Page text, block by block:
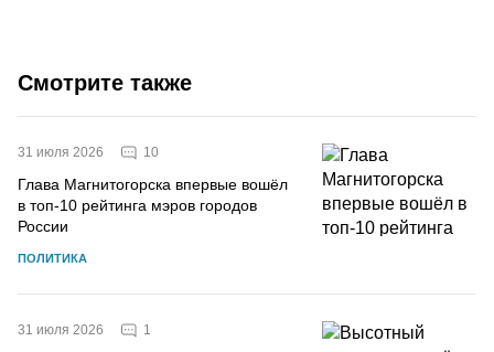
Смотрите также
31 июля 2026 10
Глава Магнитогорска впервые вошёл
в топ-10 рейтинга мэров городов
России
ПОЛИТИКА
31 июля 2026 1